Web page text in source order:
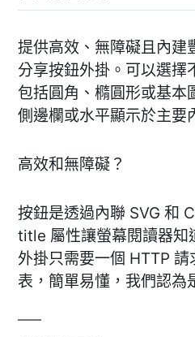
提供高效、無障礙且內建
分享按鈕外掛。可以選擇
包括圓角、橢圓形或基本
側邊欄或水平顯示於主要
高效和無障礙？
按鈕是透過內聯 SVG 和
title 屬性讓螢幕閱讀器知
外掛只需要一個 HTTP
表，簡單易懂，我們認為